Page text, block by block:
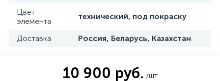
Цвет
элемента
технический, под покраску
Доставка Россия, Беларусь, Казахстан
10 900 руб. /шт